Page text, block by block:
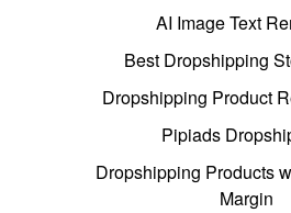
AI Image Text
Best Dropshipping
Dropshipping Product
Pipiads
Dropshipping Products
Margin